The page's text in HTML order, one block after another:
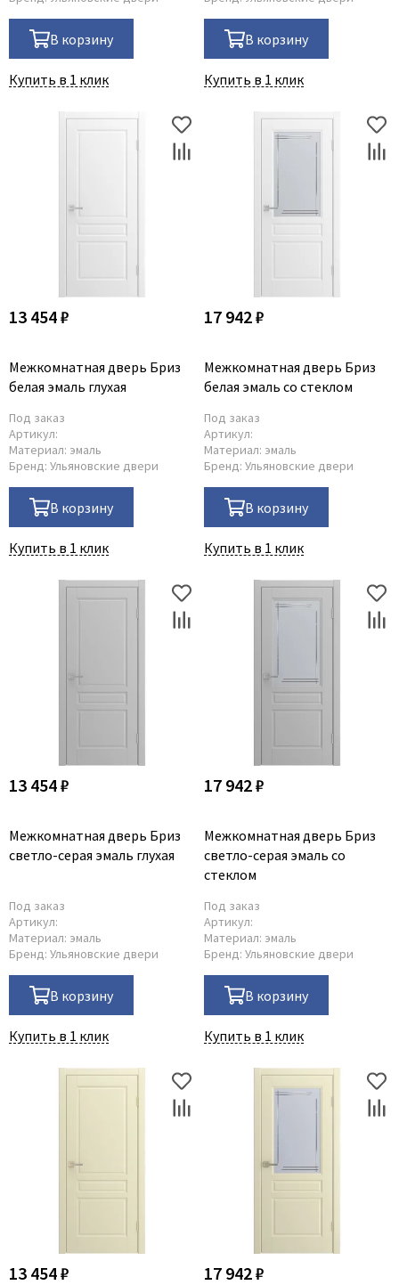
В корзину
Купить в 1 клик
В корзину
Купить в 1 клик
13 454 ₽
Межкомнатная дверь Бриз
белая эмаль глухая
Под заказ
Артикул:
Материал: эмаль
Бренд: Ульяновские двери
В корзину
Купить в 1 клик
17 942 ₽
Межкомнатная дверь Бриз
белая эмаль со стеклом
Под заказ
Артикул:
Материал: эмаль
Бренд: Ульяновские двери
В корзину
Купить в 1 клик
13 454 ₽
Межкомнатная дверь Бриз
светло-серая эмаль глухая
Под заказ
Артикул:
Материал: эмаль
Бренд: Ульяновские двери
В корзину
Купить в 1 клик
17 942 ₽
Межкомнатная дверь Бриз
светло-серая эмаль со
стеклом
Под заказ
Артикул:
Материал: эмаль
Бренд: Ульяновские двери
В корзину
Купить в 1 клик
13 454 ₽ 17 942 ₽